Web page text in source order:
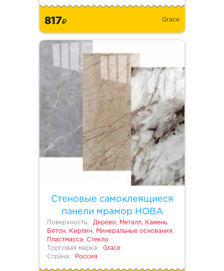
817 Grace
Стеновые самоклеящиеся
панели мрамор НОВА
Поверхность:
Дерево, Металл, Камень,
Бетон, Кирпич, Минеральные основания,
Пластмасса, Стекло
Торговая марка:
Grace
Страна:
Россия